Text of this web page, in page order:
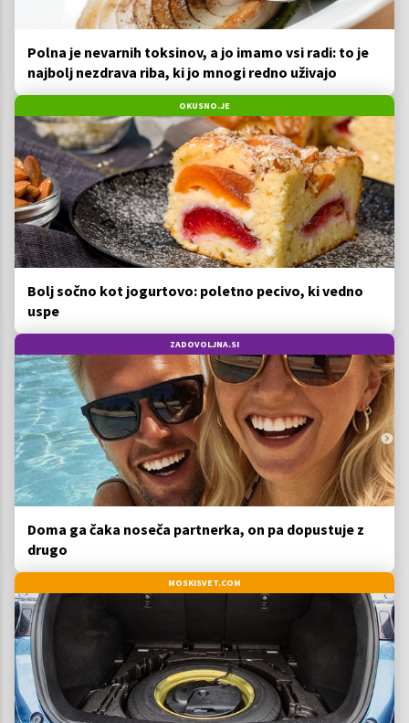
Polna je nevarnih toksinov, a jo imamo vsi radi: to je
najbolj nezdrava riba, ki jo mnogi redno uživajo
OKUSNO.JE
Bolj sočno kot jogurtovo: poletno pecivo, ki vedno
uspe
ZADOVOLJNA.SI
Doma ga čaka noseča partnerka, on pa dopustuje z
drugo
MOSKISVET.COM